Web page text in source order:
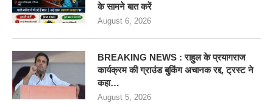
के सामने बात करें
August 6, 2026
BREAKING NEWS : राहुल के प्रयागराज
कार्यक्रम की ग्राउंड बुकिंग अचानक रद्द, ट्रस्ट ने
कहा…
August 5, 2026